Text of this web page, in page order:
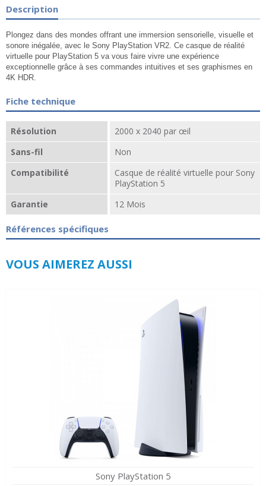
Description
Plongez dans des mondes offrant une immersion sensorielle, visuelle et
sonore inégalée, avec le Sony PlayStation VR2. Ce casque de réalité
virtuelle pour PlayStation 5 va vous faire vivre une expérience
exceptionnelle grâce à ses commandes intuitives et ses graphismes en
4K HDR.
Fiche technique
Résolution
2000 x 2040 par œil
Sans-fil
Non
Compatibilité
Casque de réalité virtuelle pour Sony
PlayStation 5
Garantie
12 Mois
Références spécifiques
VOUS AIMEREZ AUSSI
Sony PlayStation 5